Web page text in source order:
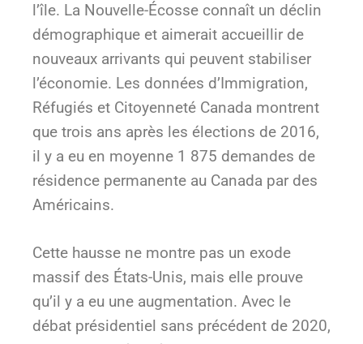
l’île. La Nouvelle-Écosse connaît un déclin
démographique et aimerait accueillir de
nouveaux arrivants qui peuvent stabiliser
l’économie. Les données d’Immigration,
Réfugiés et Citoyenneté Canada montrent
que trois ans après les élections de 2016,
il y a eu en moyenne 1 875 demandes de
résidence permanente au Canada par des
Américains.
Cette hausse ne montre pas un exode
massif des États-Unis, mais elle prouve
qu’il y a eu une augmentation. Avec le
débat présidentiel sans précédent de 2020,